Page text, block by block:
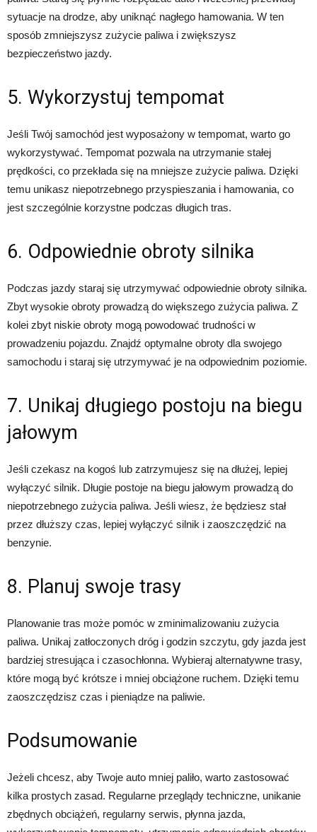
sytuacje na drodze, aby uniknąć nagłego hamowania. W ten
sposób zmniejszysz zużycie paliwa i zwiększysz
bezpieczeństwo jazdy.
5. Wykorzystuj tempomat
Jeśli Twój samochód jest wyposażony w tempomat, warto go
wykorzystywać. Tempomat pozwala na utrzymanie stałej
prędkości, co przekłada się na mniejsze zużycie paliwa. Dzięki
temu unikasz niepotrzebnego przyspieszania i hamowania, co
jest szczególnie korzystne podczas długich tras.
6. Odpowiednie obroty silnika
Podczas jazdy staraj się utrzymywać odpowiednie obroty silnika.
Zbyt wysokie obroty prowadzą do większego zużycia paliwa. Z
kolei zbyt niskie obroty mogą powodować trudności w
prowadzeniu pojazdu. Znajdź optymalne obroty dla swojego
samochodu i staraj się utrzymywać je na odpowiednim poziomie.
7. Unikaj długiego postoju na biegu
jałowym
Jeśli czekasz na kogoś lub zatrzymujesz się na dłużej, lepiej
wyłączyć silnik. Długie postoje na biegu jałowym prowadzą do
niepotrzebnego zużycia paliwa. Jeśli wiesz, że będziesz stał
przez dłuższy czas, lepiej wyłączyć silnik i zaoszczędzić na
benzynie.
8. Planuj swoje trasy
Planowanie tras może pomóc w zminimalizowaniu zużycia
paliwa. Unikaj zatłoczonych dróg i godzin szczytu, gdy jazda jest
bardziej stresująca i czasochłonna. Wybieraj alternatywne trasy,
które mogą być krótsze i mniej obciążone ruchem. Dzięki temu
zaoszczędzisz czas i pieniądze na paliwie.
Podsumowanie
Jeżeli chcesz, aby Twoje auto mniej paliło, warto zastosować
kilka prostych zasad. Regularne przeglądy techniczne, unikanie
zbędnych obciążeń, regularny serwis, płynna jazda,